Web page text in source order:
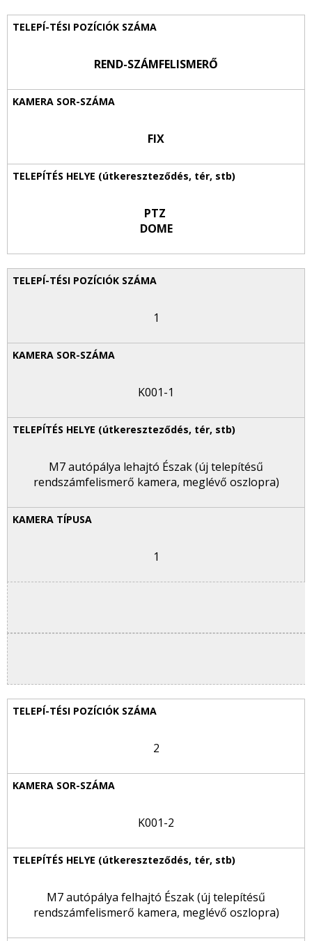
REND-SZÁMFELISMERŐ
FIX
PTZ
DOME
1
K001-1
M7 autópálya lehajtó Észak (új telepítésű
rendszámfelismerő kamera, meglévő oszlopra)
1
2
K001-2
M7 autópálya felhajtó Észak (új telepítésű
rendszámfelismerő kamera, meglévő oszlopra)